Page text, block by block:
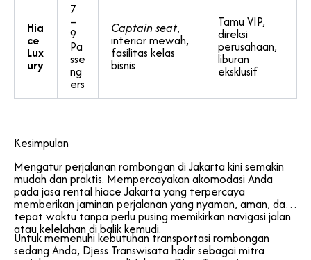
Hia
ce
Lux
ury
7
–
9
Pa
sse
ng
ers
Captain seat,
interior mewah,
fasilitas kelas
bisnis
Tamu VIP,
direksi
perusahaan,
liburan
eksklusif
Kesimpulan
Mengatur perjalanan rombongan di Jakarta kini semakin
mudah dan praktis. Mempercayakan akomodasi Anda
pada jasa rental hiace Jakarta yang terpercaya
memberikan jaminan perjalanan yang nyaman, aman, dan
tepat waktu tanpa perlu pusing memikirkan navigasi jalan
atau kelelahan di balik kemudi.
Untuk memenuhi kebutuhan transportasi rombongan
sedang Anda, Djess Transwisata hadir sebagai mitra